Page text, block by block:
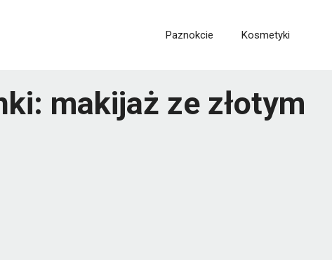
Paznokcie Kosmetyki
makijaż ze złotym